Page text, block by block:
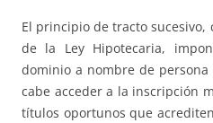
El principio de tracto
de la Ley Hipotecaria,
dominio a nombre de
cabe acceder a la inscripción
títulos oportunos que